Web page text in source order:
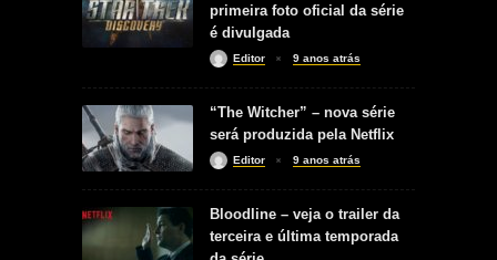
primeira foto oficial da série
é divulgada
Editor 9 anos atrás
“The Witcher” – nova série
será produzida pela Netflix
Editor 9 anos atrás
Bloodline – veja o trailer da
terceira e última temporada